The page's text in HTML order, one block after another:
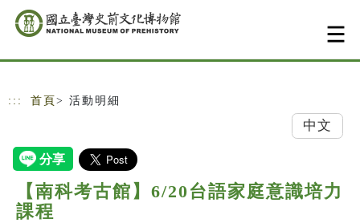
跳到主要內容
網站導覽
::: 首頁 > 活動明細
中文
【南科考古館】6/20台語家庭意識培力
課程